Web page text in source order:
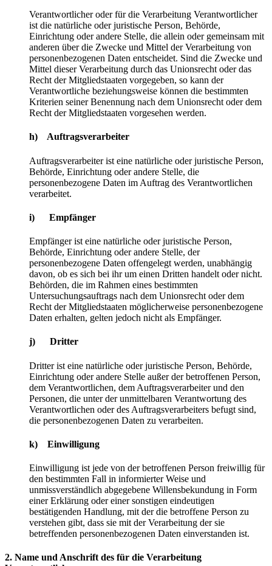
Verantwortlicher oder für die Verarbeitung Verantwortlicher
ist die natürliche oder juristische Person, Behörde,
Einrichtung oder andere Stelle, die allein oder gemeinsam mit
anderen über die Zwecke und Mittel der Verarbeitung von
personenbezogenen Daten entscheidet. Sind die Zwecke und
Mittel dieser Verarbeitung durch das Unionsrecht oder das
Recht der Mitgliedstaaten vorgegeben, so kann der
Verantwortliche beziehungsweise können die bestimmten
Kriterien seiner Benennung nach dem Unionsrecht oder dem
Recht der Mitgliedstaaten vorgesehen werden.
h) Auftragsverarbeiter
Auftragsverarbeiter ist eine natürliche oder juristische Person,
Behörde, Einrichtung oder andere Stelle, die
personenbezogene Daten im Auftrag des Verantwortlichen
verarbeitet.
i) Empfänger
Empfänger ist eine natürliche oder juristische Person,
Behörde, Einrichtung oder andere Stelle, der
personenbezogene Daten offengelegt werden, unabhängig
davon, ob es sich bei ihr um einen Dritten handelt oder nicht.
Behörden, die im Rahmen eines bestimmten
Untersuchungsauftrags nach dem Unionsrecht oder dem
Recht der Mitgliedstaaten möglicherweise personenbezogene
Daten erhalten, gelten jedoch nicht als Empfänger.
j) Dritter
Dritter ist eine natürliche oder juristische Person, Behörde,
Einrichtung oder andere Stelle außer der betroffenen Person,
dem Verantwortlichen, dem Auftragsverarbeiter und den
Personen, die unter der unmittelbaren Verantwortung des
Verantwortlichen oder des Auftragsverarbeiters befugt sind,
die personenbezogenen Daten zu verarbeiten.
k) Einwilligung
Einwilligung ist jede von der betroffenen Person freiwillig für
den bestimmten Fall in informierter Weise und
unmissverständlich abgegebene Willensbekundung in Form
einer Erklärung oder einer sonstigen eindeutigen
bestätigenden Handlung, mit der die betroffene Person zu
verstehen gibt, dass sie mit der Verarbeitung der sie
betreffenden personenbezogenen Daten einverstanden ist.
2. Name und Anschrift des für die Verarbeitung